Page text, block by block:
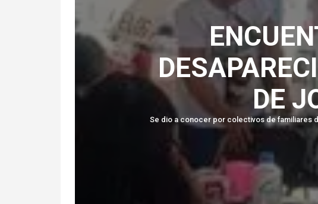
DE
Se dio a conocer por colectivos de familiares